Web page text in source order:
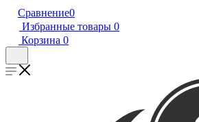
Сравнение0
Избранные товары 0
Корзина 0